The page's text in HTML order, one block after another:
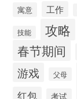
寓意 工作
技能 攻略
春节期间
游戏 父母
红包 考试